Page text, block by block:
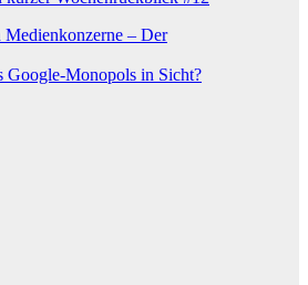
Medienkonzerne – Der
Google-Monopols in Sicht?